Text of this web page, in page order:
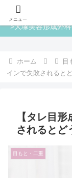
ホーム 目
インで失敗されると
【タレ目
されるとど
目もと・二重
メニュー